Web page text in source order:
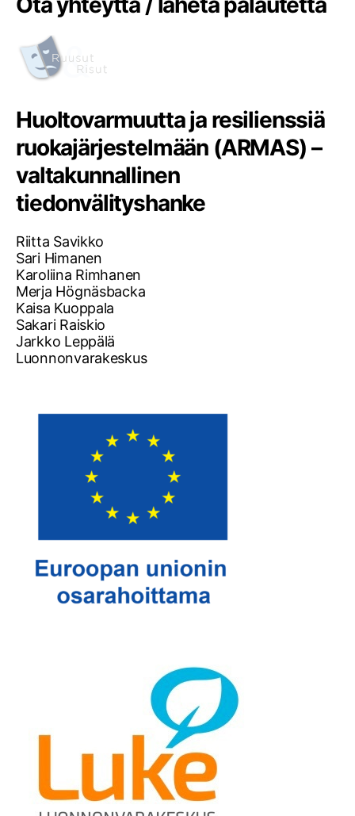
Huoltovarmuutta ja resilienssiä
ruokajärjestelmään (ARMAS) –
valtakunnallinen
tiedonvälityshanke
Riitta Savikko
Sari Himanen
Karoliina Rimhanen
Merja Högnäsbacka
Kaisa Kuoppala
Sakari Raiskio
Jarkko Leppälä
Luonnonvarakeskus